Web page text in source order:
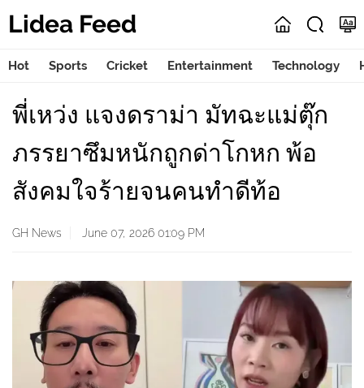
Lidea Feed
Hot Sports Cricket Entertainment Technology
พี่เหว่ง แจงดราม่า มัทฉะแม่ตุ๊ก
ภรรยาซึมหนักถูกด่าโกหก พ้อ
สังคมใจร้ายจนคนทำดีท้อ
GH News June 07, 2026 01:09 PM